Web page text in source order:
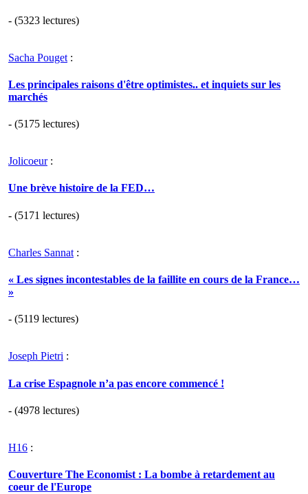
- (5323 lectures)
Sacha Pouget :
Les principales raisons d'être optimistes.. et inquiets sur les
marchés
- (5175 lectures)
Jolicoeur:
Une brève histoire de la FED…
- (5171 lectures)
Charles Sannat :
« Les signes incontestables de la faillite en cours de la France…
»
- (5119 lectures)
Joseph Pietri :
La crise Espagnole n’a pas encore commencé !
- (4978 lectures)
H16 :
Couverture The Economist : La bombe à retardement au
coeur de l'Europe